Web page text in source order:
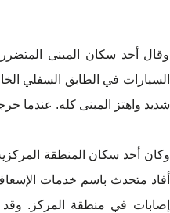
وقال أحد سكان المبنى
السيارات في الطابق السفلي
شديد واهتز المبنى كله. عندما
وكان أحد سكان المنطقة
إصابات في منطقة المركز.